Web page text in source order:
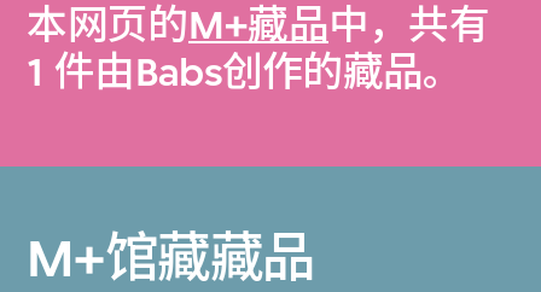
本网页的M+藏品中，共有
1 件由Babs创作的藏品。
M+馆藏藏品